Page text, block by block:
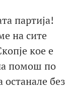
партија!
на сите
кое е
помош по
останале без